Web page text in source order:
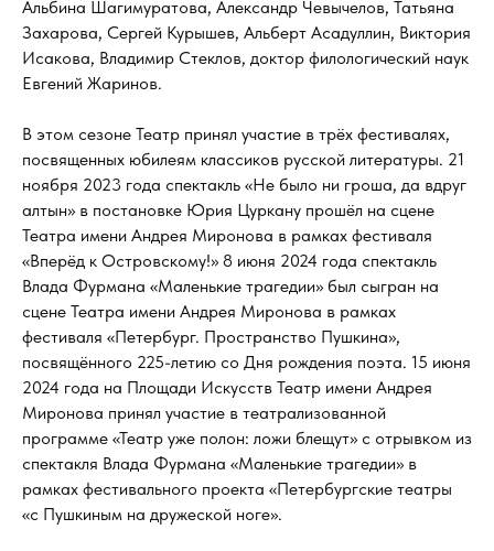
Альбина Шагимуратова, Александр Чевычелов, Татьяна
Захарова, Сергей Курышев, Альберт Асадуллин, Виктория
Исакова, Владимир Стеклов, доктор филологический наук
Евгений Жаринов.
В этом сезоне Театр принял участие в трёх фестивалях,
посвященных юбилеям классиков русской литературы. 21
ноября 2023 года спектакль «Не было ни гроша, да вдруг
алтын» в постановке Юрия Цуркану прошёл на сцене
Театра имени Андрея Миронова в рамках фестиваля
«Вперёд к Островскому!» 8 июня 2024 года спектакль
Влада Фурмана «Маленькие трагедии» был сыгран на
сцене Театра имени Андрея Миронова в рамках
фестиваля «Петербург. Пространство Пушкина»,
посвящённого 225-летию со Дня рождения поэта. 15 июня
2024 года на Площади Искусств Театр имени Андрея
Миронова принял участие в театрализованной
программе «Театр уже полон: ложи блещут» с отрывком из
спектакля Влада Фурмана «Маленькие трагедии» в
рамках фестивального проекта «Петербургские театры
«с Пушкиным на дружеской ноге».